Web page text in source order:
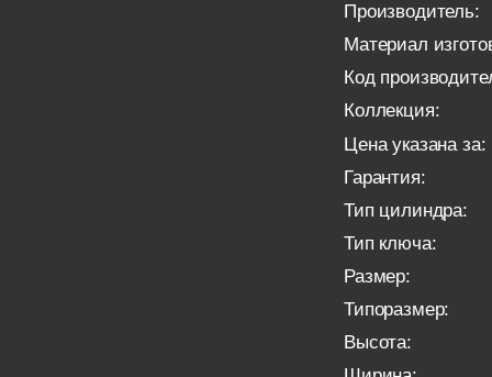
Производитель:
Материал
Код
Коллекция:
Цена указана за:
Гарантия:
Тип цилиндра:
Тип ключа:
Размер:
Типоразмер:
Высота: